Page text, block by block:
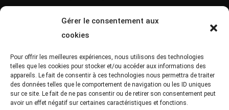
Gérer le consentement aux
cookies
Pour offrir les meilleures expériences, nous utilisons des technologies
telles que les cookies pour stocker et/ou accéder aux informations des
appareils. Le fait de consentir à ces technologies nous permettra de traiter
des données telles que le comportement de navigation ou les ID uniques
sur ce site. Le fait de ne pas consentir ou de retirer son consentement peut
avoir un effet négatif sur certaines caractéristiques et fonctions.
Liens Utiles
Contact
Mentions Légales
Confidentialité